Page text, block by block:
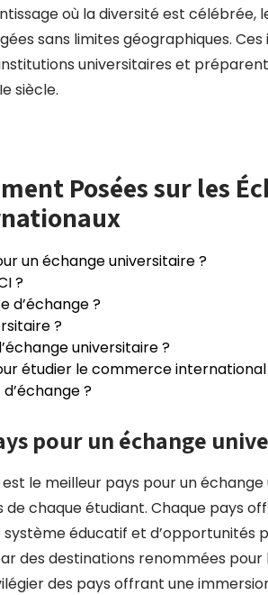
où la diversité est célébrée,
sans limites géographiques.
universitaires et
siècle.
Posées sur les
un échange universitaire ?
?
d’échange ?
?
universitaire ?
étudier le commerce
?
pour un échange
le meilleur pays pour un
chaque étudiant. Chaque pays
éducatif et d’opportunités
des destinations renommées pour
des pays offrant une